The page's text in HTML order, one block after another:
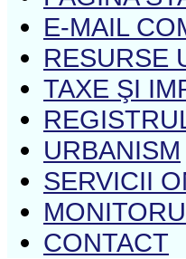
E-MAIL
RESURSE
TAXE ŞI
URBANISM
SERVICII
CONTACT